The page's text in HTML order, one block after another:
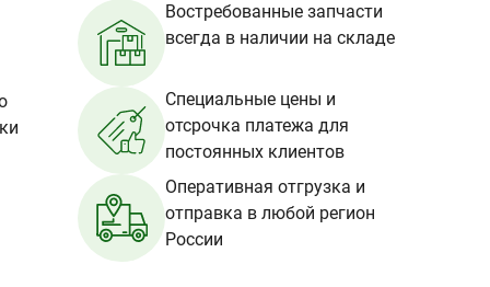
Востребованные запчасти
всегда в наличии на складе
Специальные цены и
отсрочка платежа для
постоянных клиентов
Оперативная отгрузка и
отправка в любой регион
России